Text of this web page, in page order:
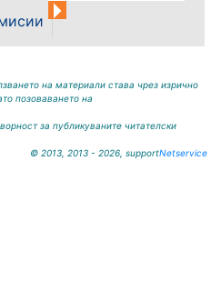
на материали става чрез изрично
позоваването на
за публикуваните читателски
© 2013, 2013 - 2026, supportNetservice